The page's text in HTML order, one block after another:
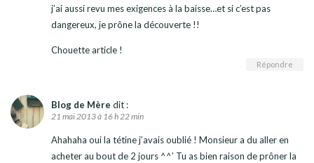
j’ai aussi revu mes exigences à la baisse…et si c’est pas
dangereux, je prône la découverte !!
Chouette article !
Répondre
Blog de Mère dit :
21 mai 2013 à 16 h 22 min
Ahahaha oui la tétine j’avais oublié ! Monsieur a du aller en
acheter au bout de 2 jours ^^’ Tu as bien raison de prôner la